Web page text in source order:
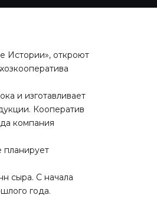
Истории», откроют
и изготавливает
Кооператив
компания
планирует
сыра. С начала
года.